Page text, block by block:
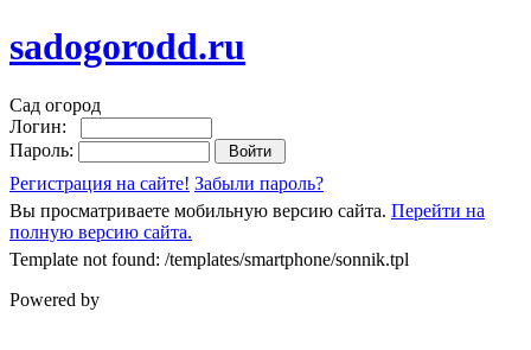
sadogorodd.ru
Сад огород
Логин:
Пароль:
Регистрация на сайте! Забыли пароль?
Вы просматриваете мобильную версию сайта. Перейти на
полную версию сайта.
Template not found: /templates/smartphone/sonnik.tpl
Powered by